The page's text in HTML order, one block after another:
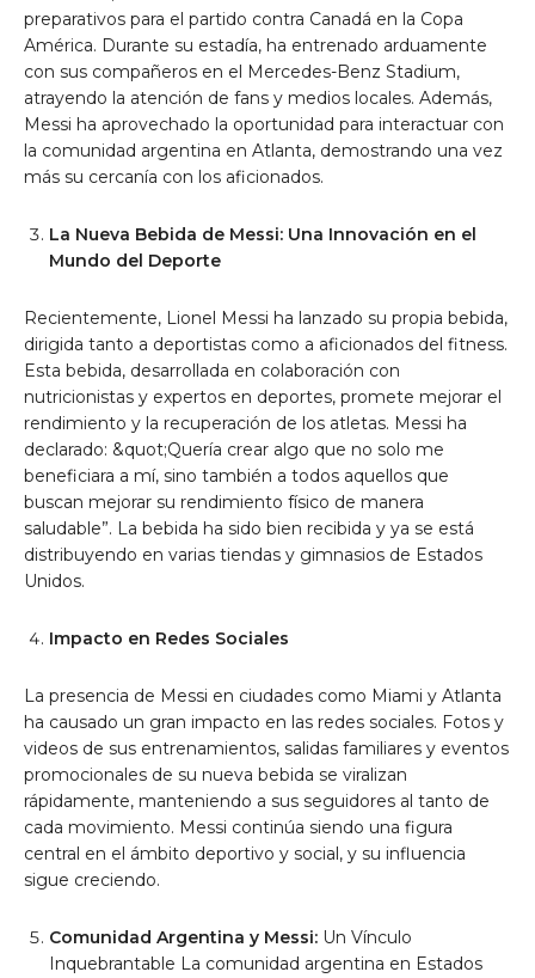
preparativos para el partido contra Canadá en la Copa
América. Durante su estadía, ha entrenado arduamente
con sus compañeros en el Mercedes-Benz Stadium,
atrayendo la atención de fans y medios locales. Además,
Messi ha aprovechado la oportunidad para interactuar con
la comunidad argentina en Atlanta, demostrando una vez
más su cercanía con los aficionados.
La Nueva Bebida de Messi: Una Innovación en el
Mundo del Deporte
Recientemente, Lionel Messi ha lanzado su propia bebida,
dirigida tanto a deportistas como a aficionados del fitness.
Esta bebida, desarrollada en colaboración con
nutricionistas y expertos en deportes, promete mejorar el
rendimiento y la recuperación de los atletas. Messi ha
declarado: &quot;Quería crear algo que no solo me
beneficiara a mí, sino también a todos aquellos que
buscan mejorar su rendimiento físico de manera
saludable”. La bebida ha sido bien recibida y ya se está
distribuyendo en varias tiendas y gimnasios de Estados
Unidos.
Impacto en Redes Sociales
La presencia de Messi en ciudades como Miami y Atlanta
ha causado un gran impacto en las redes sociales. Fotos y
videos de sus entrenamientos, salidas familiares y eventos
promocionales de su nueva bebida se viralizan
rápidamente, manteniendo a sus seguidores al tanto de
cada movimiento. Messi continúa siendo una figura
central en el ámbito deportivo y social, y su influencia
sigue creciendo.
Comunidad Argentina y Messi: Un Vínculo
Inquebrantable La comunidad argentina en Estados